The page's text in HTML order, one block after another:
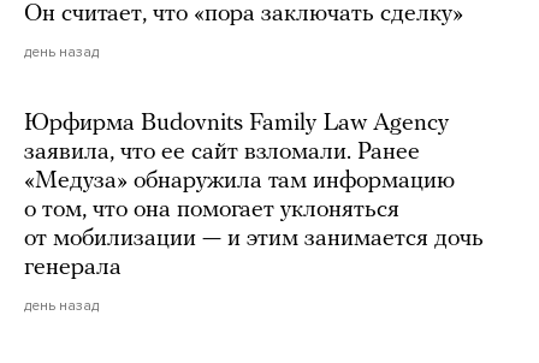
Он считает, что «пора заключать сделку»
день назад
Юрфирма Budovnits Family Law Agency
заявила, что ее сайт взломали. Ранее
«Медуза» обнаружила там информацию
о том, что она помогает уклоняться
от мобилизации — и этим занимается дочь
генерала
день назад